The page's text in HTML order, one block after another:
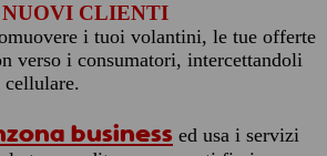
CLIENTI
i tuoi volantini, le tue offerte
verso i consumatori, intercettandoli
business ed usa i servizi